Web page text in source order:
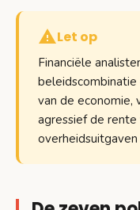
Let op
Financiële
van de economie,
agressief de